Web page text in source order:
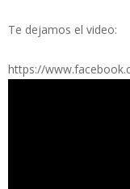
Te dejamos el video:
https://